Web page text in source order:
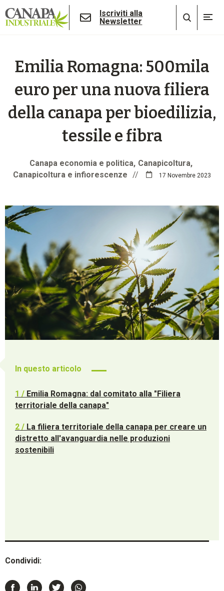
Iscriviti alla
Newsletter
Emilia Romagna: 500mila
euro per una nuova filiera
della canapa per bioedilizia,
tessile e fibra
Canapa economia e politica Canapicoltura
Canapicoltura e infiorescenze // 17 Novembre 2023
In questo articolo
1 / Emilia Romagna: dal comitato alla "Filiera
territoriale della canapa"
2 / La filiera territoriale della canapa per creare un
distretto all'avanguardia nelle produzioni
sostenibili
Condividi: